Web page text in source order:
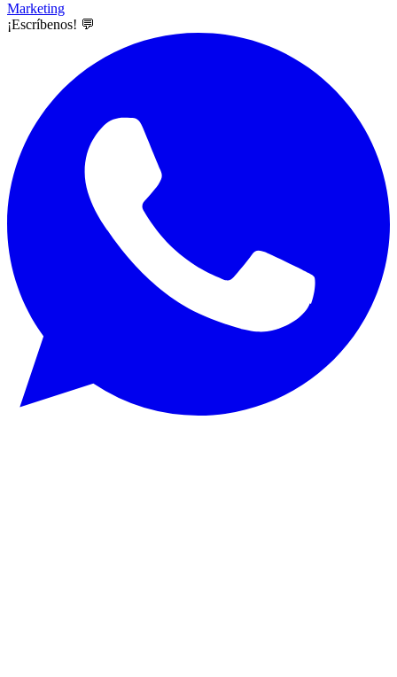
Marketing
¡Escríbenos! 💬